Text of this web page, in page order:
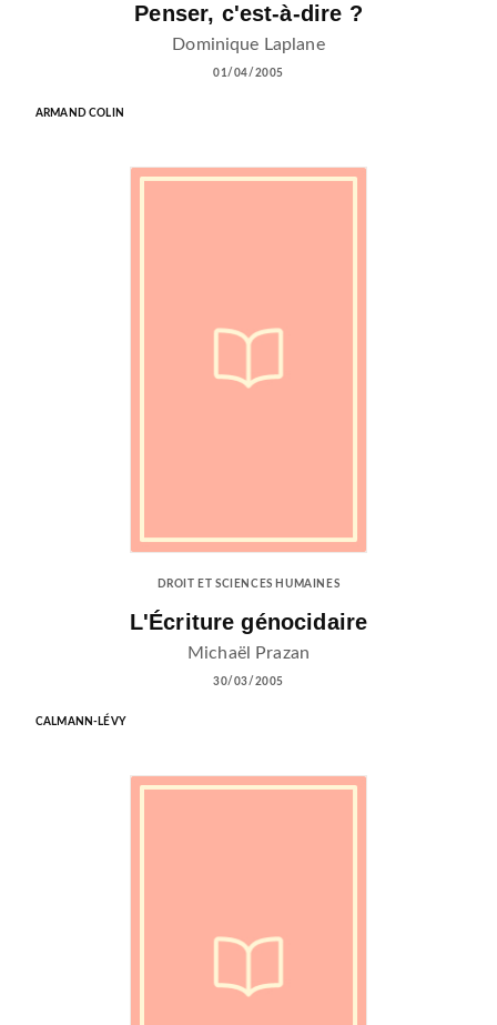
Penser, c'est-à-dire ?
Dominique Laplane
01/04/2005
ARMAND COLIN
DROIT ET SCIENCES HUMAINES
L'Écriture génocidaire
Michaël Prazan
30/03/2005
CALMANN-LÉVY